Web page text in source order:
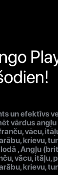
un efektīvs
vārdus
vācu,
krievu,
, Angļu
vācu, itāļu,
krievu,